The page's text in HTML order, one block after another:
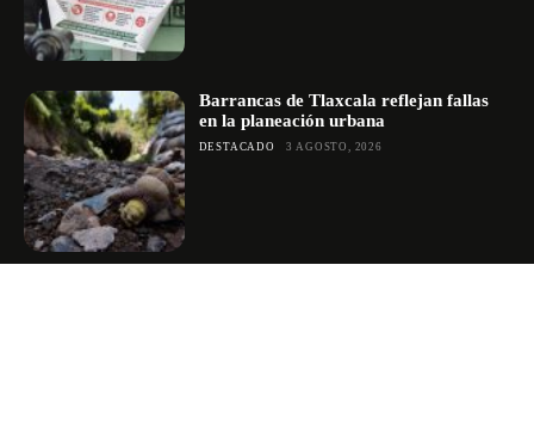
Barrancas de Tlaxcala reflejan fallas
en la planeación urbana
DESTACADO 3 AGOSTO, 2026